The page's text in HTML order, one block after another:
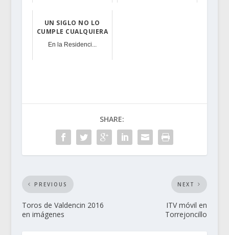
UN SIGLO NO LO
CUMPLE CUALQUIERA
En la Residenci...
SHARE:
PREVIOUS
Toros de Valdencin 2016
en imágenes
NEXT
ITV móvil en
Torrejoncillo